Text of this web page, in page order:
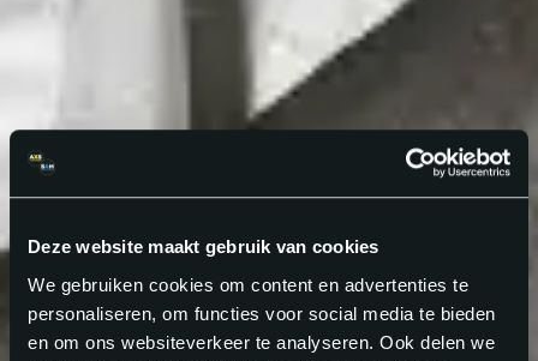
Deze website maakt gebruik van cookies
We gebruiken cookies om content en advertenties te
personaliseren, om functies voor social media te bieden
en om ons websiteverkeer te analyseren. Ook delen we